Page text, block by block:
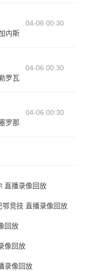
04-06 00:30
内斯
04-06 00:30
罗瓦
04-06 00:30
罗那
直播录像回放
竞技 直播录像回放
回放
像回放
录像回放